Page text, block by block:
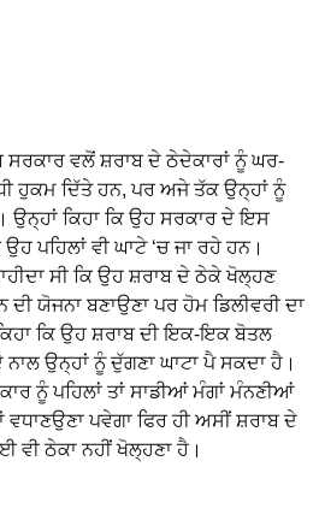
ਸਰਕਾਰ ਵਲੋਂ ਸ਼ਰਾਬ ਦੇ ਠੇਦੇਕਾਰਾਂ ਨੂੰ ਘਰ-
ਹੁਕਮ ਦਿੱਤੇ ਹਨ, ਪਰ ਅਜੇ ਤੱਕ ਉਨ੍ਹਾਂ ਨੂੰ
ਕਿਹਾ ਕਿ ਉਹ ਸਰਕਾਰ ਦੇ ਇਸ
ਪਹਿਲਾਂ ਵੀ ਘਾਟੇ ‘ਚ ਜਾ ਰਹੇ ਹਨ।
ਸੀ ਕਿ ਉਹ ਸ਼ਰਾਬ ਦੇ ਠੇਕੇ ਖੋਲ੍ਹਣ
ਯੋਜਨਾ ਬਣਾਉਣਾ ਪਰ ਹੋਮ ਡਿਲੀਵਰੀ ਦਾ
ਕਿ ਉਹ ਸ਼ਰਾਬ ਦੀ ਇਕ-ਇਕ ਬੋਤਲ
ਉਨ੍ਹਾਂ ਨੂੰ ਦੁੱਗਣਾ ਘਾਟਾ ਪੈ ਸਕਦਾ ਹੈ।
ਨੂੰ ਪਹਿਲਾਂ ਤਾਂ ਸਾਡੀਆਂ ਮੰਗਾਂ ਮੰਨਣੀਆਂ
ਪਵੇਗਾ ਫਿਰ ਹੀ ਅਸੀਂ ਸ਼ਰਾਬ ਦੇ
ਵੀ ਠੇਕਾ ਨਹੀਂ ਖੋਲ੍ਹਣਾ ਹੈ।